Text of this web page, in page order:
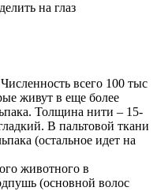
на глаз
всего 100 тыс
живут в еще более
Толщина нити – 15-
В пальтовой ткани
(остальное идет на
животного в
(основной волос